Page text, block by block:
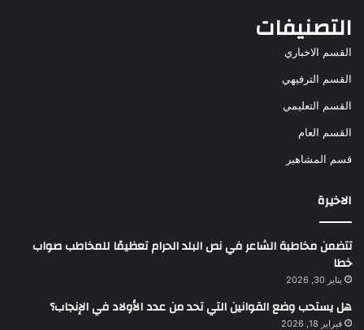
التصنيفات
القسم الاخباري
القسم الترفيهي
القسم التعليمي
القسم العام
قسم المشاهير
الاخيرة
تتضمن مخاطبة الشاعر في نص البلد الحرام تعظيمًا للمخاطب صواب
خطا
يناير 30, 2026
هل يستحب وضع القوانين التي تحد من عدد الأولاد في الإنجاب؟
فبراير 18, 2026